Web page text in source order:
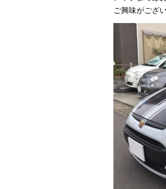
ご興味がござ